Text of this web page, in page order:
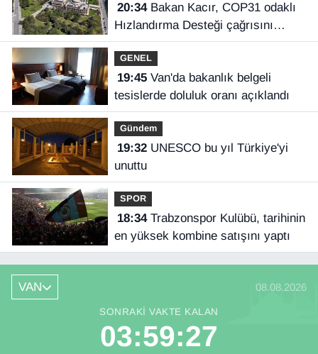
20:34Bakan Kacır, COP31 odaklı
Hızlandırma Desteği çağrısını
açıkladı
GENEL
19:45Van'da bakanlık belgeli
tesislerde doluluk oranı açıklandı
Gündem
19:32UNESCO bu yıl Türkiye'yi
unuttu
SPOR
18:34Trabzonspor Kulübü, tarihinin
en yüksek kombine satışını yaptı
VAN 08.08.2026
SONRAKI VAKTE KALAN
03:59:27